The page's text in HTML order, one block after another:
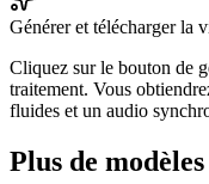
Générer et télécharger la
Cliquez sur le bouton de
traitement. Vous
fluides et un audio
Plus de